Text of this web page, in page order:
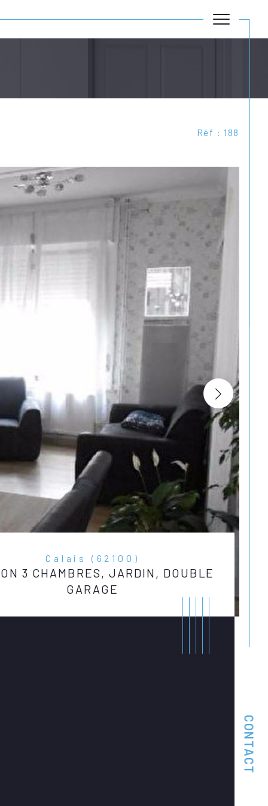
CONTACT
Réf : 188
Calais (62100)
3 CHAMBRES, JARDIN, DOUBLE
GARAGE